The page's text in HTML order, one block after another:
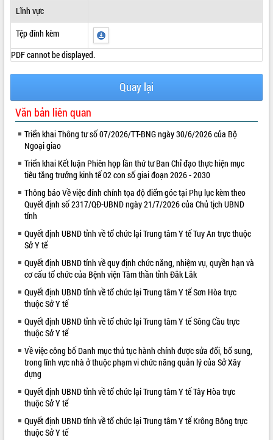
Hội nghị UBND tỉnh Đắk Lắk thường kỳ
tháng 7/2026
Lễ truy tặng danh hiệu “Bà Mẹ Việt
Nam Anh hùng” và trao Huân chương
Lao động
UBND tỉnh Đắk Lắk triển khai nhiệm
Kỳ họp thứ Hai, Hội đồng nhân dân
tỉnh khóa XI quyết nghị nhiều nội dung
quan trọng
ALBUM ẢNH
Lĩnh vực
Tệp đính kèm
PDF cannot be displayed.
Quay lại
Văn bản liên quan
Triển khai Thông tư số 07/2026/TT-BNG ngày 30/6/2026 của Bộ
Ngoại giao
Triển khai Kết luận Phiên họp lần thứ tư Ban Chỉ đạo thực hiện mục
tiêu tăng trưởng kinh tế 02 con số giai đoạn 2026 - 2030
Thông báo Về việc đính chính tọa độ điểm góc tại Phụ lục kèm theo
Quyết định số 2317/QĐ-UBND ngày 21/7/2026 của Chủ tịch UBND
tỉnh
Quyết định UBND tỉnh về tổ chức lại Trung tâm Y tế Tuy An trực thuộc
Sở Y tế
Quyết định UBND tỉnh về quy định chức năng, nhiệm vụ, quyền hạn và
cơ cấu tổ chức của Bệnh viện Tâm thần tỉnh Đắk Lắk
Quyết định UBND tỉnh về tổ chức lại Trung tâm Y tế Sơn Hòa trực
thuộc Sở Y tế
Quyết định UBND tỉnh về tổ chức lại Trung tâm Y tế Sông Cầu trực
thuộc Sở Y tế
Về việc công bố Danh mục thủ tục hành chính được sửa đổi, bổ sung,
trong lĩnh vực nhà ở thuộc phạm vi chức năng quản lý của Sở Xây
dựng
Quyết định UBND tỉnh về tổ chức lại Trung tâm Y tế Tây Hòa trực
thuộc Sở Y tế
Quyết định UBND tỉnh về tổ chức lại Trung tâm Y tế Krông Bông trực
thuộc Sở Y tế